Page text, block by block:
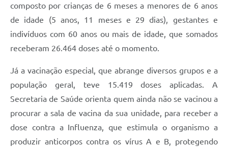
Plano Municipal de Segurança Pública
Plano de Contratações Anuais
composto por crianças de 6 meses a menores de 6 anos
de idade (5 anos, 11 meses e 29 dias), gestantes e
indivíduos com 60 anos ou mais de idade, que somados
receberam 26.464 doses até o momento.
Já a vacinação especial, que abrange diversos grupos e a
população geral, teve 15.419 doses aplicadas. A
Secretaria de Saúde orienta quem ainda não se vacinou a
procurar a sala de vacina da sua unidade, para receber a
dose contra a Influenza, que estimula o organismo a
produzir anticorpos contra os vírus A e B, protegendo